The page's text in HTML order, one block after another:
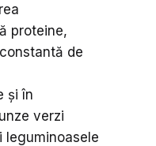
proteine,
de
și în
verzi
leguminoasele